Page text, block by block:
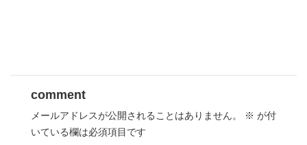
comment
メールアドレスが公開されることはありません。 ※ が付
いている欄は必須項目です